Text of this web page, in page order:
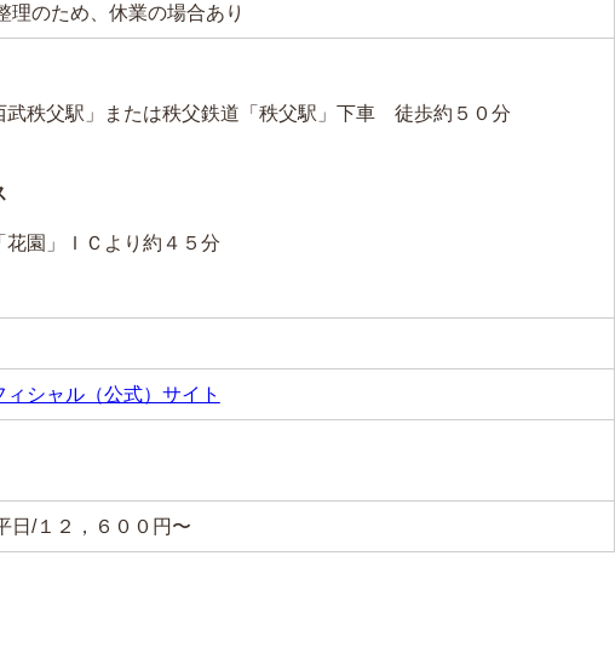
のため、休業の場合あり
武秩父駅」または秩父鉄道「秩父駅」下車 徒歩約５０分
花園」ＩＣより約４５分
ィシャル（公式）サイト
日/１２，６００円〜